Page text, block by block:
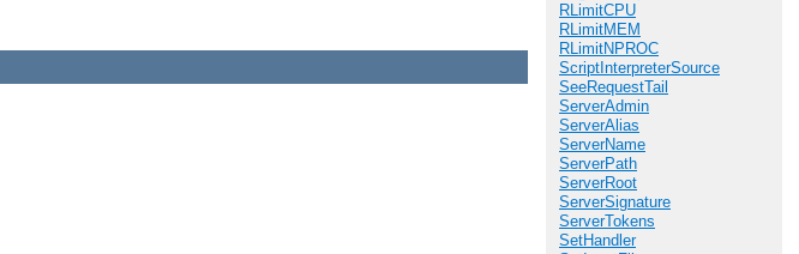
RLimitCPU
RLimitMEM
RLimitNPROC
ScriptInterpreterSource
SeeRequestTail
ServerAdmin
ServerAlias
ServerName
ServerPath
ServerRoot
ServerSignature
ServerTokens
SetHandler